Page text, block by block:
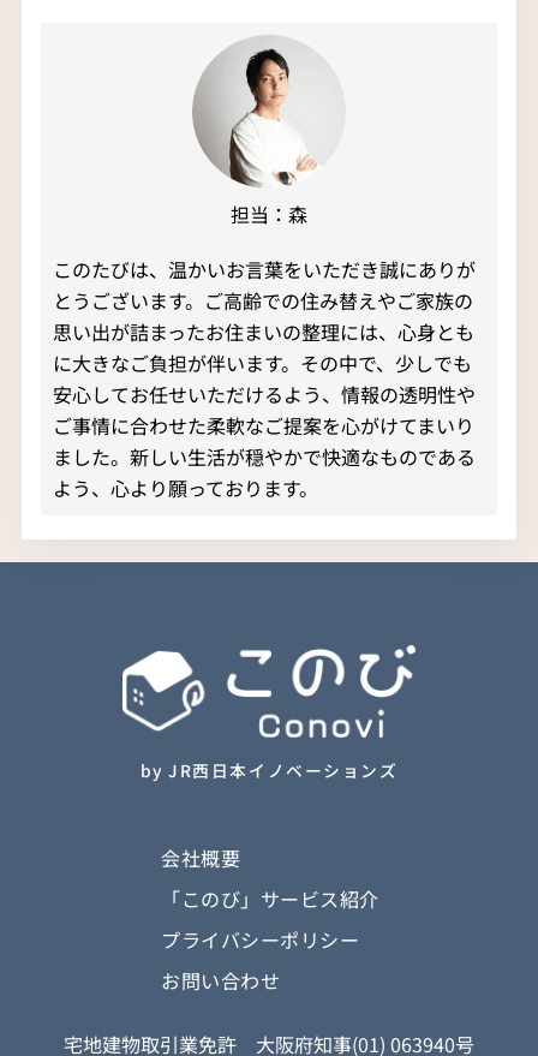
担当：森
このたびは、温かいお言葉をいただき誠にありが
とうございます。ご高齢での住み替えやご家族の
思い出が詰まったお住まいの整理には、心身とも
に大きなご負担が伴います。その中で、少しでも
安心してお任せいただけるよう、情報の透明性や
ご事情に合わせた柔軟なご提案を心がけてまいり
ました。新しい生活が穏やかで快適なものである
よう、心より願っております。
by JR西日本イノベーションズ
会社概要
「このび」サービス紹介
プライバシーポリシー
お問い合わせ
宅地建物取引業免許 大阪府知事(01) 063940号